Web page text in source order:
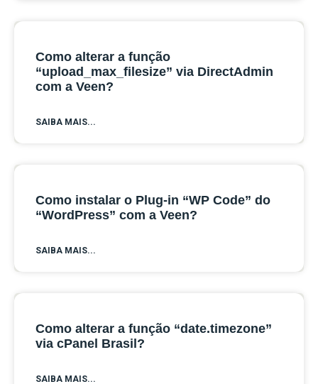
Como alterar a função
“upload_max_filesize” via DirectAdmin
com a Veen?
SAIBA MAIS...
Como instalar o Plug-in “WP Code” do
“WordPress” com a Veen?
SAIBA MAIS...
Como alterar a função “date.timezone”
via cPanel Brasil?
SAIBA MAIS...